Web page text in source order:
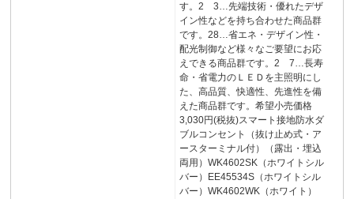
す。2 3…先端技術・優れたデザ
イン性などを持ち合わせた商品群
です。28…省エネ・デザイン性・
配光制御など様々なご要望にお応
えできる商品群です。2 7…長寿
命・省電力のＬＥＤを主照明にし
た、高品質、快適性、先進性を備
えた商品群です。希望小売価格
3,030円(税抜)スマート接地防水ダ
ブルコンセント（抜け止め式・ア
ースターミナル付）（露出・埋込
両用）WK4602SK（ホワイトシル
バー）EE45534S（ホワイトシル
バー）WK4602WK（ホワイト）